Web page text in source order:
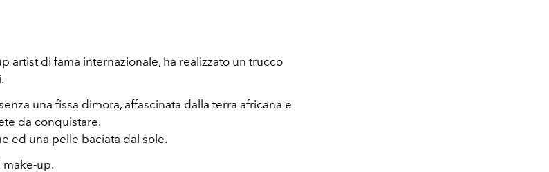
artist di fama internazionale, ha realizzato un trucco
una fissa dimora, affascinata dalla terra africana e
da conquistare.
ed una pelle baciata dal sole.
make-up.